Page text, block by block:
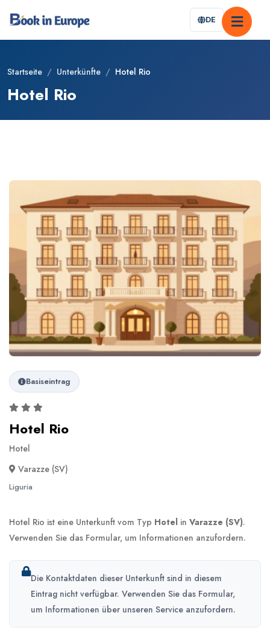
DE
Startseite / Unterkünfte / Hotel Rio
Hotel Rio
Basiseintrag
Hotel Rio
Hotel
Varazze (SV)
Liguria
Hotel Rio ist eine Unterkunft vom Typ Hotel in Varazze (SV).
Verwenden Sie das Formular, um Informationen anzufordern.
Die Kontaktdaten dieser Unterkunft sind in diesem
Eintrag nicht verfügbar. Verwenden Sie das Formular,
um Informationen über unseren Service anzufordern.